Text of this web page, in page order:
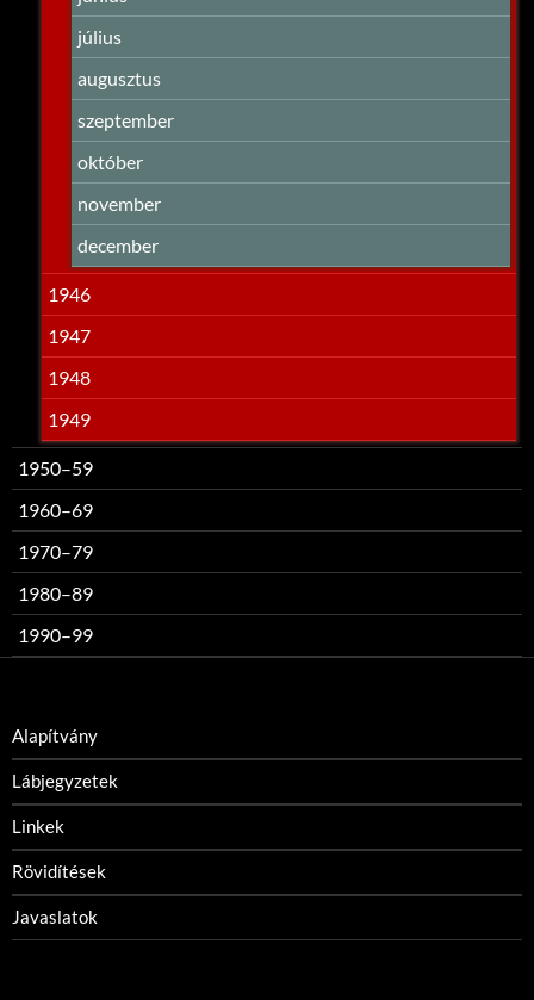
július
augusztus
szeptember
október
november
december
1946
1947
1948
1949
1950–59
1960–69
1970–79
1980–89
1990–99
Alapítvány
Lábjegyzetek
Linkek
Rövidítések
Javaslatok